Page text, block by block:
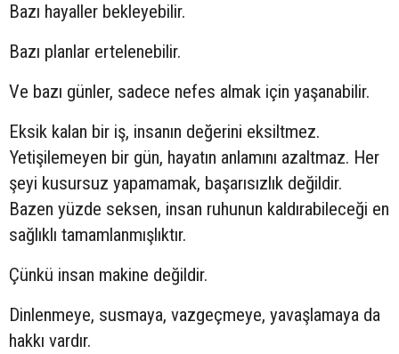
Bazı hayaller bekleyebilir.
Bazı planlar ertelenebilir.
Ve bazı günler, sadece nefes almak için yaşanabilir.
Eksik kalan bir iş, insanın değerini eksiltmez.
Yetişilemeyen bir gün, hayatın anlamını azaltmaz. Her
şeyi kusursuz yapamamak, başarısızlık değildir.
Bazen yüzde seksen, insan ruhunun kaldırabileceği en
sağlıklı tamamlanmışlıktır.
Çünkü insan makine değildir.
Dinlenmeye, susmaya, vazgeçmeye, yavaşlamaya da
hakkı vardır.